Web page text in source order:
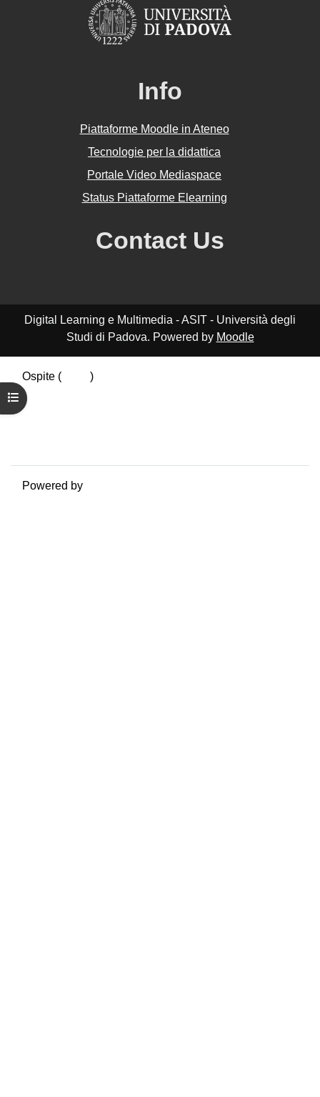
Apri indice del corso
Info
Piattaforme Moodle in Ateneo
Tecnologie per la didattica
Portale Video Mediaspace
Status Piattaforme Elearning
Contact Us
Digital Learning e Multimedia - ASIT - Università degli
Studi di Padova. Powered by Moodle
Ospite (
)
Riepilogo della conservazione dei dati
Politiche
Powered by